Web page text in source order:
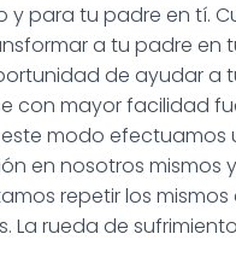
y para tu padre en tí.
a tu padre en
de ayudar a
con mayor facilidad
modo efectuamos
en nosotros mismos
repetir los mismos
La rueda de